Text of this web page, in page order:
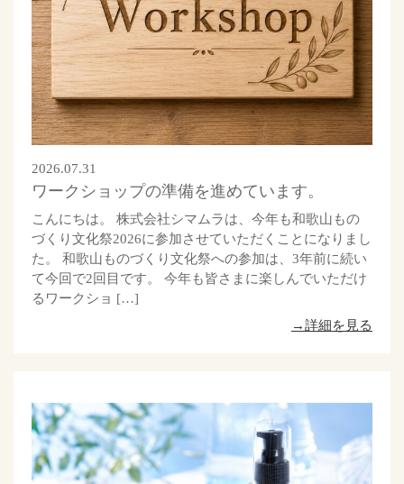
2026.07.31
ワークショップの準備を進めています。
こんにちは。 株式会社シマムラは、今年も和歌山もの
づくり文化祭2026に参加させていただくことになりまし
た。 和歌山ものづくり文化祭への参加は、3年前に続い
て今回で2回目です。 今年も皆さまに楽しんでいただけ
るワークショ […]
→詳細を見る